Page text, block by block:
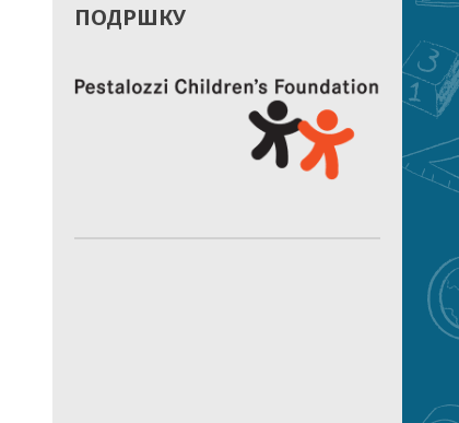
ПОДРШКУ